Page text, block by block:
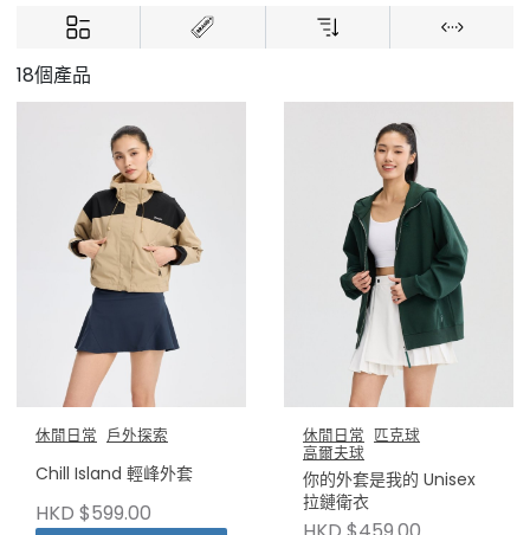
18個產品
休閒日常 戶外探索
Chill Island 輕峰外套
HKD $599.00
休閒日常 匹克球
高爾夫球
你的外套是我的 Unisex
拉鏈衛衣